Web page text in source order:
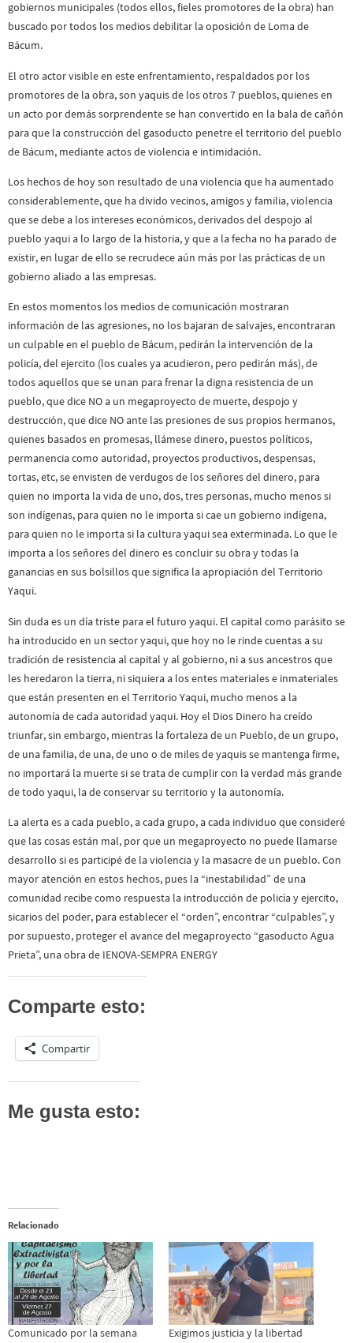
gobiernos municipales (todos ellos, fieles promotores de la obra) han
buscado por todos los medios debilitar la oposición de Loma de
Bácum.
El otro actor visible en este enfrentamiento, respaldados por los
promotores de la obra, son yaquis de los otros 7 pueblos, quienes en
un acto por demás sorprendente se han convertido en la bala de cañón
para que la construcción del gasoducto penetre el territorio del pueblo
de Bácum, mediante actos de violencia e intimidación.
Los hechos de hoy son resultado de una violencia que ha aumentado
considerablemente, que ha divido vecinos, amigos y familia, violencia
que se debe a los intereses económicos, derivados del despojo al
pueblo yaqui a lo largo de la historia, y que a la fecha no ha parado de
existir, en lugar de ello se recrudece aún más por las prácticas de un
gobierno aliado a las empresas.
En estos momentos los medios de comunicación mostraran
información de las agresiones, no los bajaran de salvajes, encontraran
un culpable en el pueblo de Bácum, pedirán la intervención de la
policía, del ejercito (los cuales ya acudieron, pero pedirán más), de
todos aquellos que se unan para frenar la digna resistencia de un
pueblo, que dice NO a un megaproyecto de muerte, despojo y
destrucción, que dice NO ante las presiones de sus propios hermanos,
quienes basados en promesas, llámese dinero, puestos políticos,
permanencia como autoridad, proyectos productivos, despensas,
tortas, etc, se envisten de verdugos de los señores del dinero, para
quien no importa la vida de uno, dos, tres personas, mucho menos si
son indígenas, para quien no le importa si cae un gobierno indígena,
para quien no le importa si la cultura yaqui sea exterminada. Lo que le
importa a los señores del dinero es concluir su obra y todas la
ganancias en sus bolsillos que significa la apropiación del Territorio
Yaqui.
Sin duda es un día triste para el futuro yaqui. El capital como parásito se
ha introducido en un sector yaqui, que hoy no le rinde cuentas a su
tradición de resistencia al capital y al gobierno, ni a sus ancestros que
les heredaron la tierra, ni siquiera a los entes materiales e inmateriales
que están presenten en el Territorio Yaqui, mucho menos a la
autonomía de cada autoridad yaqui. Hoy el Dios Dinero ha creído
triunfar, sin embargo, mientras la fortaleza de un Pueblo, de un grupo,
de una familia, de una, de uno o de miles de yaquis se mantenga firme,
no importará la muerte si se trata de cumplir con la verdad más grande
de todo yaqui, la de conservar su territorio y la autonomía.
La alerta es a cada pueblo, a cada grupo, a cada individuo que consideré
que las cosas están mal, por que un megaproyecto no puede llamarse
desarrollo si es participé de la violencia y la masacre de un pueblo. Con
mayor atención en estos hechos, pues la “inestabilidad” de una
comunidad recibe como respuesta la introducción de policía y ejercito,
sicarios del poder, para establecer el “orden”, encontrar “culpables”, y
por supuesto, proteger el avance del megaproyecto “gasoducto Agua
Prieta”, una obra de IENOVA-SEMPRA ENERGY
Comparte esto:
Compartir
Me gusta esto:
Relacionado
Comunicado por la semana
Exigimos justicia y la libertad